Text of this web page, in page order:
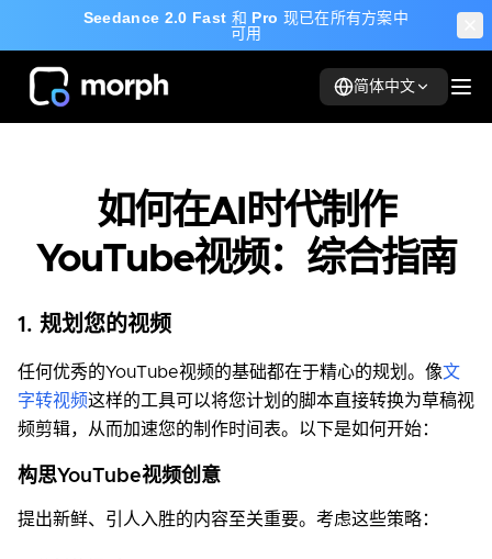
Seedance 2.0 Fast 和 Pro 现已在所有方案中
可用
简体中文
如何在AI时代制作
YouTube视频：综合指南
1. 规划您的视频
任何优秀的YouTube视频的基础都在于精心的规划。像文
字转视频这样的工具可以将您计划的脚本直接转换为草稿视
频剪辑，从而加速您的制作时间表。以下是如何开始：
构思YouTube视频创意
提出新鲜、引人入胜的内容至关重要。考虑这些策略：